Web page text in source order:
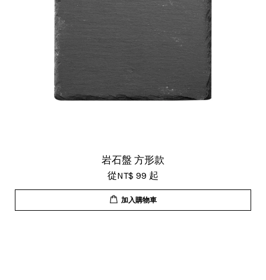
岩石盤 方形款
從NT$ 99 起
加入購物車